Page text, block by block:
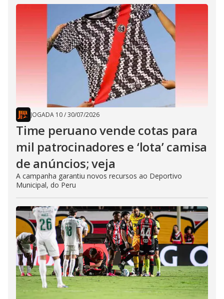
JOGADA 10/30/07/2026
Time peruano vende cotas para
mil patrocinadores e ‘lota’ camisa
de anúncios; veja
A campanha garantiu novos recursos ao Deportivo
Municipal, do Peru